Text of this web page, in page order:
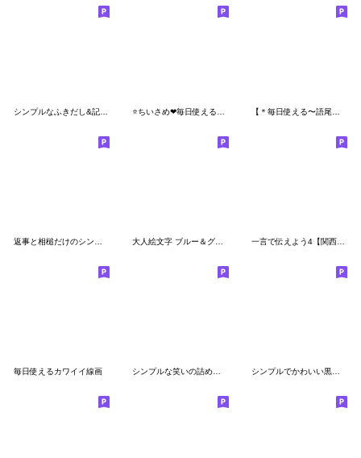
一言で伝えよう4【関西弁】
毎日使えるカワイイ線画 シンプルな笑いの詰め合わせ絵文字(4) シンプルでかわいい黒文字(15)〜笑い②〜